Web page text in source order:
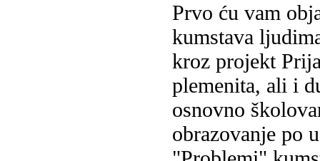
Prvo ću vam
kumstava
kroz projekt
plemenita, ali i
osnovno
obrazovanje po